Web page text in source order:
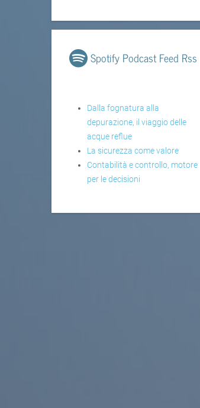
Spotify Podcast Feed Rss
Dalla fognatura alla
depurazione, il viaggio delle
acque reflue
La sicurezza come valore
Contabilità e controllo, motore
per le decisioni